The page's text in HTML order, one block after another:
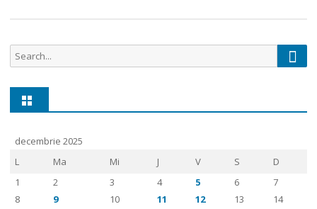
Search
for:
decembrie 2025
L
Ma Mi J V S
D
1
2 3 4 5 6
7
8
9 10 11 12 13
14